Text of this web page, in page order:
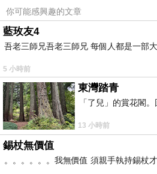
你可能感興趣的文章
藍玫友4
吾老三師兄吾老三師兄 每個人都是一部
5 小時前
東灣踏青
「了兒」的賞花閣
13 小時前
錫杖無價值
。。。。。。我無價值 須親手執持錫杖